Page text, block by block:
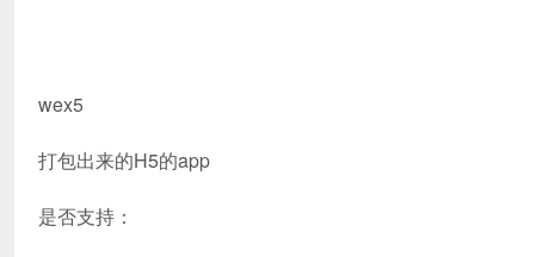
wex5
打包出来的H5的app
是否支持：